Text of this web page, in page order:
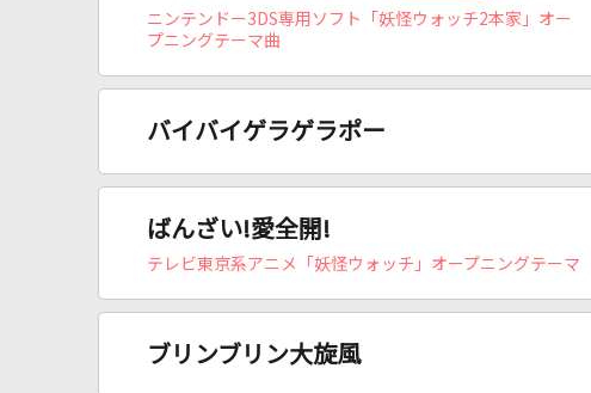
ニンテンドー3DS専用ソフト「妖怪ウォッチ2本家」オー
プニングテーマ曲
バイバイゲラゲラポー
ばんざい!愛全開!
テレビ東京系アニメ「妖怪ウォッチ」オープニングテーマ
ブリンブリン大旋風